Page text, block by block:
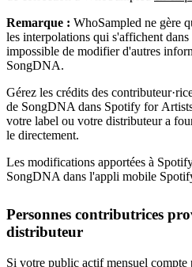
Remarque : WhoSampled ne gère
les interpolations qui s'affichent
impossible de modifier d'autres
SongDNA.
Gérez les crédits des
de SongDNA dans Spotify for
votre label ou votre distributeur a
le directement.
Les modifications apportées à
SongDNA dans l'appli mobile
Personnes contributrices
distributeur
Si votre public actif mensuel compte